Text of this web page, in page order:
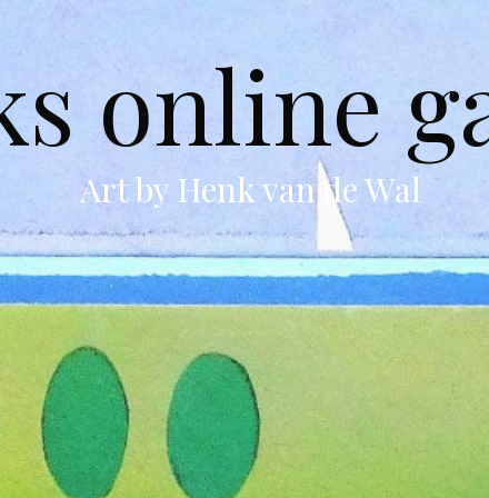
online
Art by Henk van de Wal